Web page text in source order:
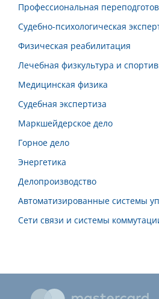
Профессиональная
Судебно-психологическая
Физическая реабилитация
Лечебная физкультура и
Медицинская физика
Судебная экспертиза
Маркшейдерское дело
Горное дело
Энергетика
Делопроизводство
Автоматизированные системы
Сети связи и системы